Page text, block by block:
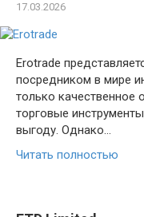
17.03.2026
Erotrade
посредником в мире
только качественное
торговые
выгоду. Однако…
Читать полностью